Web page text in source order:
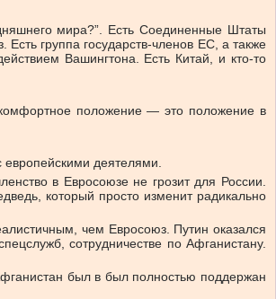
мира?”. Есть Соединенные Штаты
группа государств-членов ЕС, а также
Вашингтона. Есть Китай, и кто-то
положение — это положение в
деятелями.
в Евросоюзе не грозит для России.
который просто изменит радикально
чем Евросоюз. Путин оказался
сотрудничестве по Афганистану.
был в был полностью поддержан